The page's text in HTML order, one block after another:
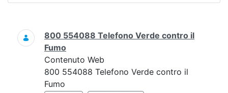
Ricerca
800 554088 Telefono Verde contro il
Fumo
Contenuto Web
800 554088 Telefono Verde contro il
Fumo